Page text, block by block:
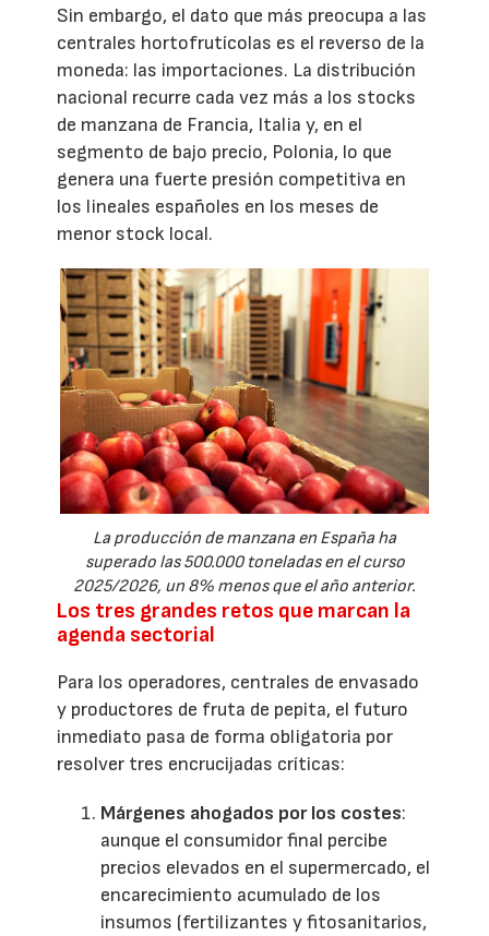
Sin embargo, el dato que más preocupa a las
centrales hortofrutícolas es el reverso de la
moneda: las importaciones. La distribución
nacional recurre cada vez más a los stocks
de manzana de Francia, Italia y, en el
segmento de bajo precio, Polonia, lo que
genera una fuerte presión competitiva en
los lineales españoles en los meses de
menor stock local.
La producción de manzana en España ha
superado las 500.000 toneladas en el curso
2025/2026, un 8% menos que el año anterior.
Los tres grandes retos que marcan la
agenda sectorial
Para los operadores, centrales de envasado
y productores de fruta de pepita, el futuro
inmediato pasa de forma obligatoria por
resolver tres encrucijadas críticas:
Márgenes ahogados por los costes:
aunque el consumidor final percibe
precios elevados en el supermercado, el
encarecimiento acumulado de los
insumos (fertilizantes y fitosanitarios,